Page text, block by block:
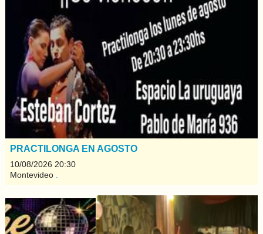
PRACTILONGA EN AGOSTO
10/08/2026 20:30
Montevideo